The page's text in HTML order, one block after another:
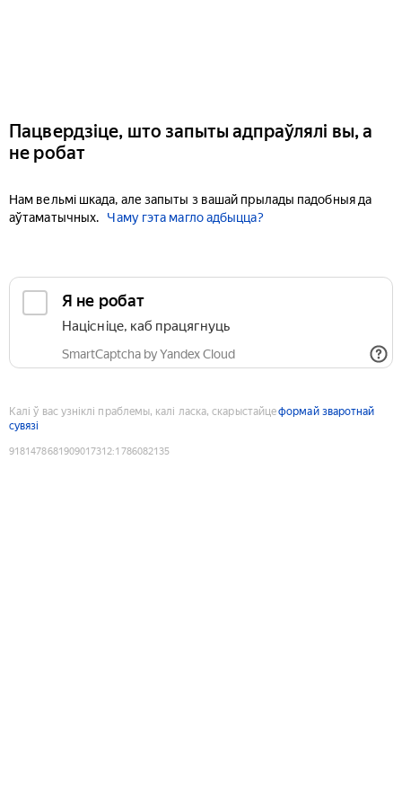
Пацвердзіце, што запыты адпраўлялі вы, а
не робат
Нам вельмі шкада, але запыты з вашай прылады падобныя да
аўтаматычных.
Чаму гэта магло адбыцца?
Я не робат
Націсніце, каб працягнуць
SmartCaptcha by Yandex Cloud
Калі ў вас узніклі праблемы, калі ласка, скарыстайцеформай зваротнай
сувязі
9181478681909017312:1786082135